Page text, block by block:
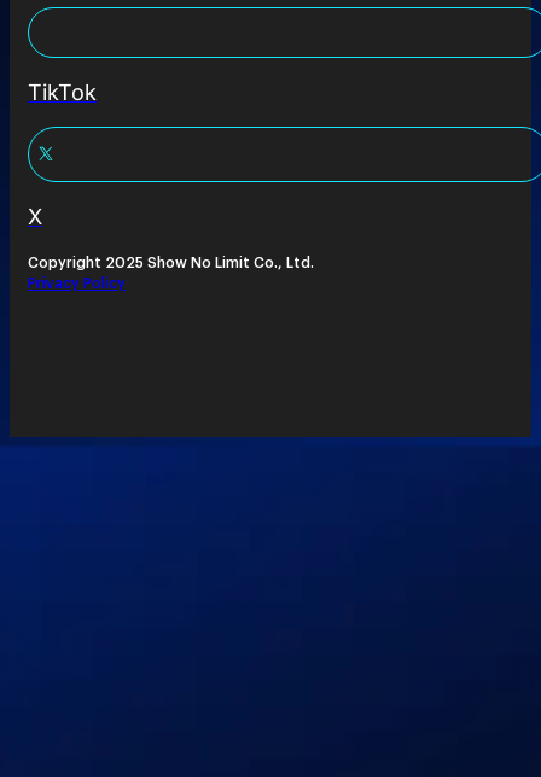
TikTok
X
Copyright 2025 Show No Limit Co., Ltd.
Privacy Policy